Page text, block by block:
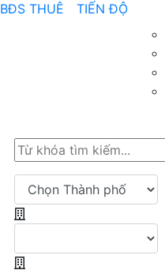
BĐS THUÊ TIẾN ĐỘ